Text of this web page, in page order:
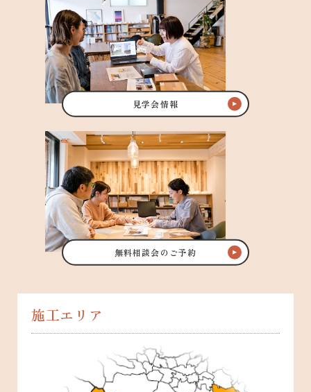
見学会情報
無料相談会のご予約
施工エリア